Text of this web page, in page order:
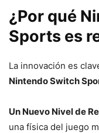
¿Por qué
Sports es
La innovación es
Nintendo Switch
Un Nuevo Nivel de
una física del juego